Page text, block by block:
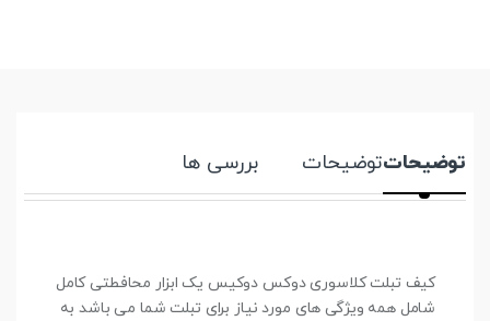
توضیحاتتوضیحات بررسی ها
کیف تبلت کلاسوری دوکس دوکیس یک ابزار محافطتی کامل
شامل همه ویژگی های مورد نیاز برای تبلت شما می باشد به